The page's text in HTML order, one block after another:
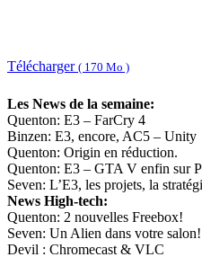
Télécharger ( 170 Mo )
Les News de la semaine:
Quenton: E3 – FarCry 4
Binzen: E3, encore, AC5 – Unity
Quenton: Origin en réduction.
Quenton: E3 – GTA V enfin sur
Seven: L’E3, les projets, la
News High-tech:
Quenton: 2 nouvelles Freebox!
Seven: Un Alien dans votre salon!
Devil : Chromecast & VLC